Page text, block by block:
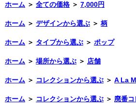
ホーム ＞ 全ての価格 ＞ 7,000円
ホーム ＞ デザインから選ぶ ＞ 柄
ホーム ＞ タイプから選ぶ ＞ ポップ
ホーム ＞ 場所から選ぶ ＞ 店舗
ホーム ＞ コレクションから選ぶ ＞ A La
ホーム ＞ コレクションから選ぶ ＞ 廃番